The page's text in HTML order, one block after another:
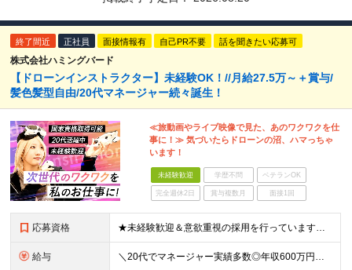
終了間近 正社員 面接情報有 自己PR不要 話を聞きたい応募可
株式会社ハミングバード
【ドローンインストラクター】未経験OK！//月給27.5万～＋賞与/
髪色髪型自由/20代マネージャー続々誕生！
≪旅動画やライブ映像で見た、あのワクワクを仕
事に！≫ 気づいたらドローンの沼、ハマっちゃ
います！
未経験歓迎 学歴不問 ベテランOK
完全週休2日 賞与複数月 面接1回
応募資格 ★未経験歓迎＆意欲重視の採用を行っています★ ◆高卒以上 ◆要普通自動車免許（AT限定可） ◆35歳までの方（若手層の長期キャリア形成のため） ≪こんな方は大歓迎≫ ・ドローンに興味がある ・旅行
給与 ＼20代でマネージャー実績多数◎年収600万円も可能！／ 月給27万5,000円～+業績賞与年1回+昇給年1回+交通費支給 ※固定残業代（6万1659円/40h分）を含みます。超過分は別途支給 ※